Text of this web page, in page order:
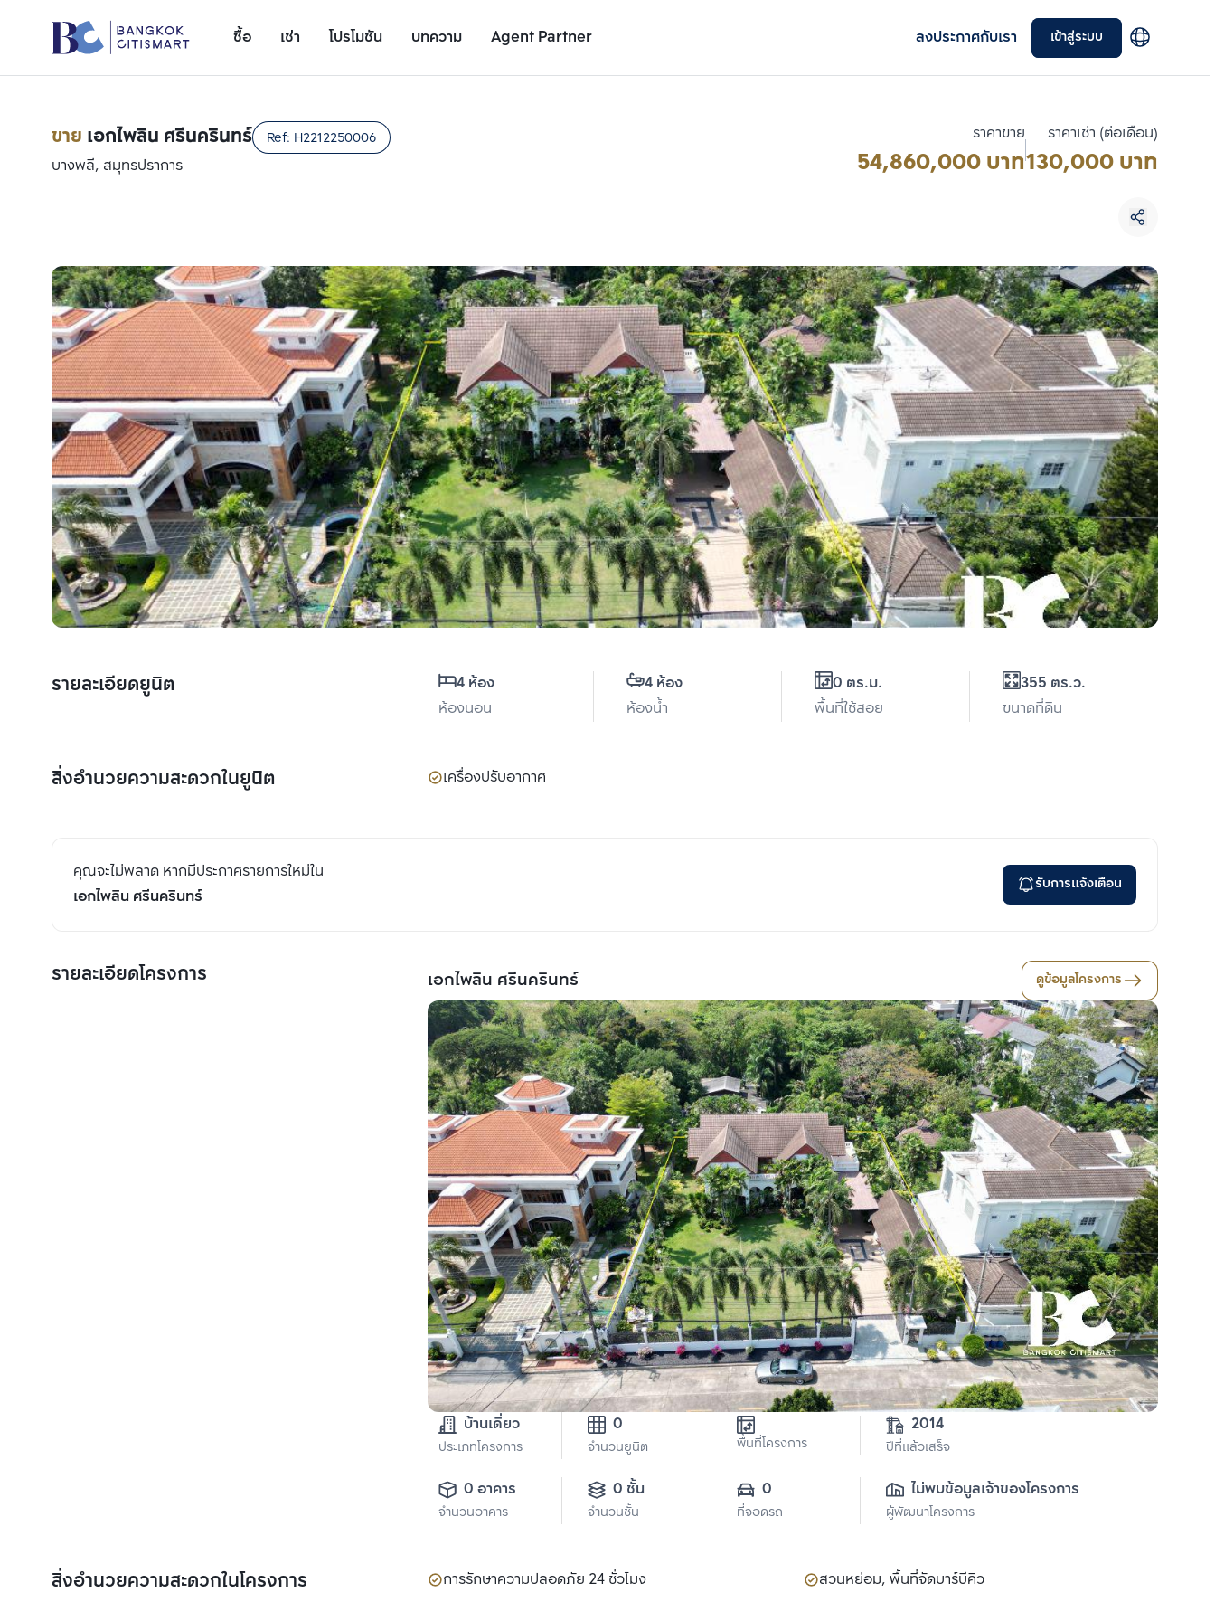
ซื้อ เช่า โปรโมชัน บทความ Agent Partner ลงประกาศกับเรา เข้าสู่ระบบ
รายละเอียดยูนิต
ขาย เอกไพลิน ศรีนครินทร์ Ref: H2212250006
บางพลี, สมุทรปราการ
ราคาขาย
54,860,000 บาท
ราคาเช่า (ต่อเดือน)
130,000 บาท
รายละเอียดยูนิต
4 ห้อง
ห้องนอน
4 ห้อง
ห้องน้ำ
0 ตร.ม.
พื้นที่ใช้สอย
355 ตร.ว.
ขนาดที่ดิน
สิ่งอำนวยความสะดวกในยูนิต เครื่องปรับอากาศ
คุณจะไม่พลาด หากมีประกาศรายการใหม่ใน
เอกไพลิน ศรีนครินทร์
รับการแจ้งเตือน
รายละเอียดโครงการ เอกไพลิน ศรีนครินทร์ ดูข้อมูลโครงการ
บ้านเดี่ยว
ประเภทโครงการ
0
จำนวนยูนิต พื้นที่โครงการ
2014
ปีที่แล้วเสร็จ
0 อาคาร
จำนวนอาคาร
0 ชั้น
จำนวนชั้น
0
ที่จอดรถ
ไม่พบข้อมูลเจ้าของโครงการ
ผู้พัฒนาโครงการ
สิ่งอำนวยความสะดวกในโครงการ การรักษาความปลอดภัย 24 ชั่วโมง สวนหย่อม, พื้นที่จัดบาร์บีคิว
เพิ่มยูนิตเปรียบเทียบ
รายการที่ 1
เพิ่มยูนิตเปรียบเทียบ
รายการที่ 2
เพิ่มยูนิตเปรียบเทียบ
รายการที่ 3
เลือกยูนิตเพื่อเปรียบเทียบ
เลือกได้สูงสุด 3 รายการ
เปรียบเทียบ
ลบทั้งหมด